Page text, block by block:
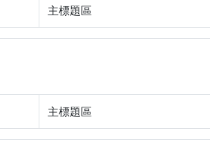
主標題區
主標題區